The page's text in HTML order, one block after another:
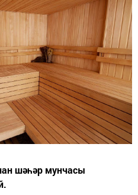
шәһәр мунчасы